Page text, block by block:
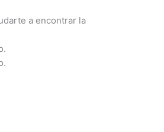
a encontrar la